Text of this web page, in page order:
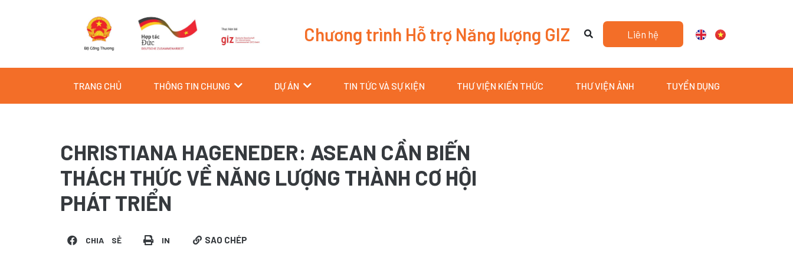
Chương trình Hỗ trợ Năng lượng GIZ Liên hệ
TRANG CHỦ THÔNG TIN CHUNG DỰ ÁN TIN TỨC VÀ SỰ KIỆN THƯ VIỆN KIẾN THỨC THƯ VIỆN ẢNH TUYỂN DỤNG
CHRISTIANA HAGENEDER: ASEAN CẦN BIẾN
THÁCH THỨC VỀ NĂNG LƯỢNG THÀNH CƠ HỘI
PHÁT TRIỂN
CHIA SẺ IN SAO CHÉP